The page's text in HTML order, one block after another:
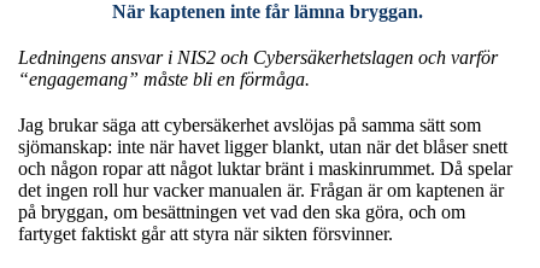
När kaptenen inte får lämna bryggan.
Ledningens ansvar i NIS2 och Cybersäkerhetslagen och varför
“engagemang” måste bli en förmåga.
Jag brukar säga att cybersäkerhet avslöjas på samma sätt som
sjömanskap: inte när havet ligger blankt, utan när det blåser snett
och någon ropar att något luktar bränt i maskinrummet. Då spelar
det ingen roll hur vacker manualen är. Frågan är om kaptenen är
på bryggan, om besättningen vet vad den ska göra, och om
fartyget faktiskt går att styra när sikten försvinner.